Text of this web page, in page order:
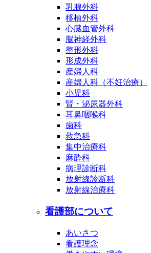
乳腺外科
移植外科
心臓血管外科
脳神経外科
整形外科
形成外科
産婦人科
産婦人科（不妊治療）
小児科
腎・泌尿器外科
耳鼻咽喉科
歯科
救急科
集中治療科
麻酔科
病理診断科
放射線診断科
放射線治療科
看護部について
あいさつ
看護理念